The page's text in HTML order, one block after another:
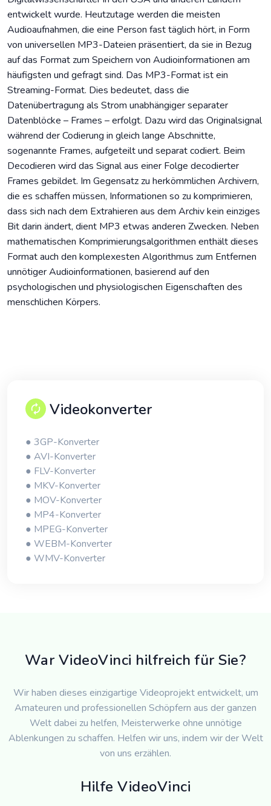
entwickelt wurde. Heutzutage werden die meisten
Audioaufnahmen, die eine Person fast täglich hört, in Form
von universellen MP3-Dateien präsentiert, da sie in Bezug
auf das Format zum Speichern von Audioinformationen am
häufigsten und gefragt sind. Das MP3-Format ist ein
Streaming-Format. Dies bedeutet, dass die
Datenübertragung als Strom unabhängiger separater
Datenblöcke – Frames – erfolgt. Dazu wird das Originalsignal
während der Codierung in gleich lange Abschnitte,
sogenannte Frames, aufgeteilt und separat codiert. Beim
Decodieren wird das Signal aus einer Folge decodierter
Frames gebildet. Im Gegensatz zu herkömmlichen Archivern,
die es schaffen müssen, Informationen so zu komprimieren,
dass sich nach dem Extrahieren aus dem Archiv kein einziges
Bit darin ändert, dient MP3 etwas anderen Zwecken. Neben
mathematischen Komprimierungsalgorithmen enthält dieses
Format auch den komplexesten Algorithmus zum Entfernen
unnötiger Audioinformationen, basierend auf den
psychologischen und physiologischen Eigenschaften des
menschlichen Körpers.
Videokonverter
● 3GP-Konverter
● AVI-Konverter
● FLV-Konverter
● MKV-Konverter
● MOV-Konverter
● MP4-Konverter
● MPEG-Konverter
● WEBM-Konverter
● WMV-Konverter
War VideoVinci hilfreich für Sie?
Wir haben dieses einzigartige Videoprojekt entwickelt, um
Amateuren und professionellen Schöpfern aus der ganzen
Welt dabei zu helfen, Meisterwerke ohne unnötige
Ablenkungen zu schaffen. Helfen wir uns, indem wir der Welt
von uns erzählen.
Hilfe VideoVinci